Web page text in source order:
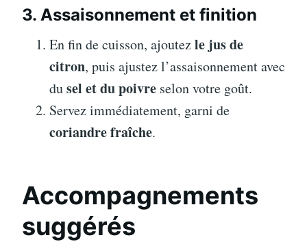
3. Assaisonnement et finition
En fin de cuisson, ajoutezle jus de
citron, puis ajustez l’assaisonnement avec
dusel et du poivre selon votre goût.
Servez immédiatement, garni de
coriandre fraîche.
Accompagnements
suggérés